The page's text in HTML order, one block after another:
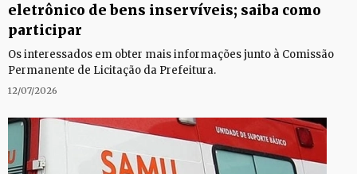
eletrônico de bens inservíveis; saiba como
participar
Os interessados em obter mais informações junto à Comissão
Permanente de Licitação da Prefeitura.
12/07/2026